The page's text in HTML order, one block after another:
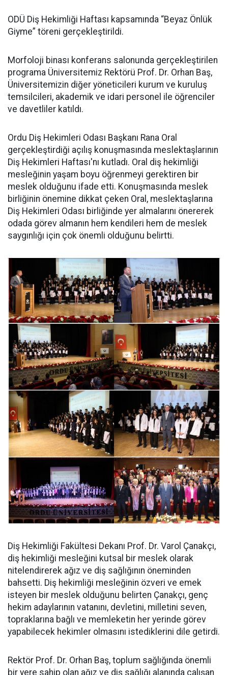
ODÜ Diş Hekimliği Haftası kapsamında “Beyaz Önlük
Giyme” töreni gerçekleştirildi.
Morfoloji binası konferans salonunda gerçekleştirilen
programa Üniversitemiz Rektörü Prof. Dr. Orhan Baş,
Üniversitemizin diğer yöneticileri kurum ve kuruluş
temsilcileri, akademik ve idari personel ile öğrenciler
ve davetliler katıldı.
Ordu Diş Hekimleri Odası Başkanı Rana Oral
gerçekleştirdiği açılış konuşmasında meslektaşlarının
Diş Hekimleri Haftası'nı kutladı. Oral diş hekimliği
mesleğinin yaşam boyu öğrenmeyi gerektiren bir
meslek olduğunu ifade etti. Konuşmasında meslek
birliğinin önemine dikkat çeken Oral, meslektaşlarına
Diş Hekimleri Odası birliğinde yer almalarını önererek
odada görev almanın hem kendileri hem de meslek
saygınlığı için çok önemli olduğunu belirtti.
Diş Hekimliği Fakültesi Dekanı Prof. Dr. Varol Çanakçı,
diş hekimliği mesleğini kutsal bir meslek olarak
nitelendirerek ağız ve diş sağlığının öneminden
bahsetti. Diş hekimliği mesleğinin özveri ve emek
isteyen bir meslek olduğunu belirten Çanakçı, genç
hekim adaylarının vatanını, devletini, milletini seven,
topraklarına bağlı ve memleketin her yerinde görev
yapabilecek hekimler olmasını istediklerini dile getirdi.
Rektör Prof. Dr. Orhan Baş, toplum sağlığında önemli
bir yere sahip olan ağız ve diş sağlığı alanında çalışan